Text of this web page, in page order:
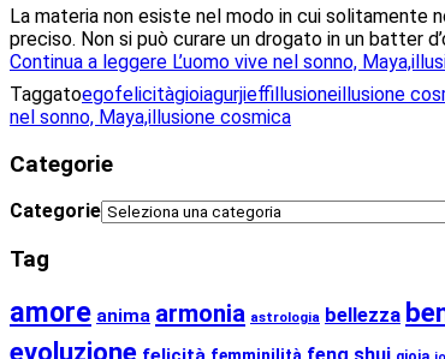
La materia non esiste nel modo in cui solitamente
preciso. Non si può curare un drogato in un batter
Continua a leggere L’uomo vive nel sonno,
Taggatoegofelicitàgioiagurjieffillusioneillusione
nel sonno, Maya,illusione cosmica
Categorie
Categorie
Tag
amore anima armonia astrologia bellezza
evoluzione femminilità